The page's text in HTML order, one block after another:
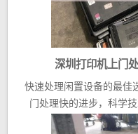
深圳打印机上门
快速处理闲置设备的最
门处理快的进步，科学